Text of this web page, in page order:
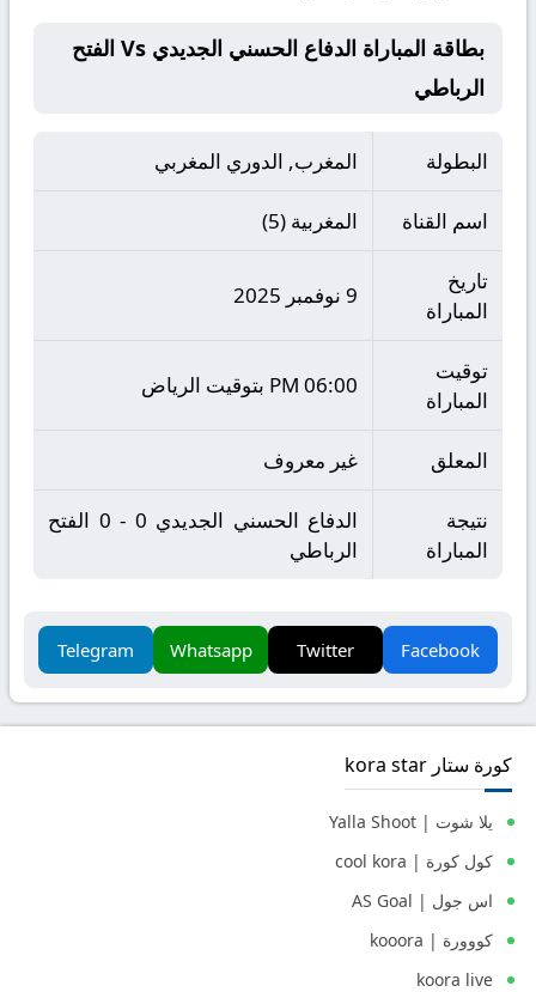
بطاقة المباراة الدفاع الحسني الجديدي Vs الفتح
الرباطي
البطولة المغرب, الدوري المغربي
اسم القناة المغربية (5)
تاريخ
المباراة
9 نوفمبر 2025
توقيت
المباراة
06:00 PM بتوقيت الرياض
المعلق غير معروف
نتيجة
المباراة
الدفاع الحسني الجديدي 0 - 0 الفتح
الرباطي
Facebook
Twitter
Whatsapp
Telegram
كورة ستار kora star
يلا شوت | Yalla Shoot
كول كورة | cool kora
اس جول | AS Goal
كووورة | kooora
koora live